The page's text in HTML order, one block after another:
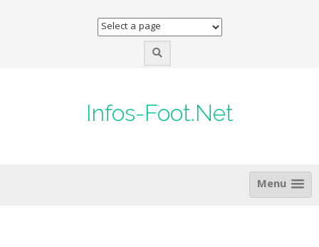
Infos-Foot.Net
Menu